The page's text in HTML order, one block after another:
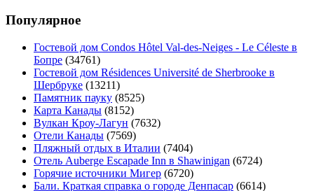
Популярное
Гостевой дом Condos Hôtel Val-des-Neiges - Le Céleste в
Бопре (34761)
Гостевой дом Résidences Université de Sherbrooke в
Шербруке (13211)
Памятник пауку (8525)
Карта Канады (8152)
Вулкан Кроу-Лагун (7632)
Отели Канады (7569)
Пляжный отдых в Италии (7404)
Отель Auberge Escapade Inn в Shawinigan (6724)
Горячие источники Мигер (6720)
Бали. Краткая справка о городе Денпасар (6614)